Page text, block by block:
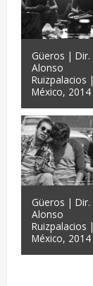
Güeros | Dir.
Alonso
Ruizpalacios |
México, 2014
Güeros | Dir.
Alonso
Ruizpalacios |
México, 2014